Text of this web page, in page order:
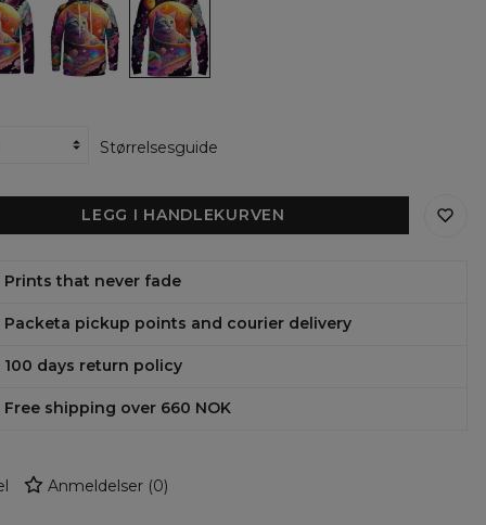
Cat
womens
hoodie
Cat
womens
sweatshirt
Størrelsesguide
LEGG I HANDLEKURVEN
Prints that never fade
Packeta pickup points and courier delivery
100 days return policy
Free shipping over 660 NOK
Anmeldelser(0)